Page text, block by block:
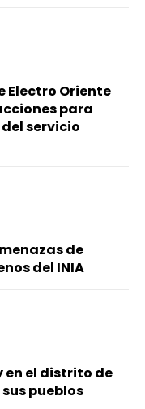
Electro Oriente
para
servicio
de
del INIA
en el distrito de
pueblos